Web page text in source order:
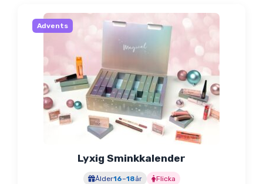
Advents
Lyxig Sminkkalender
Ålder16–18år Flicka